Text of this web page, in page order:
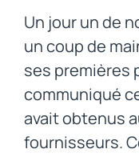
Un jour un de
un coup de
ses premières
communiqué
avait obtenus
fournisseurs.